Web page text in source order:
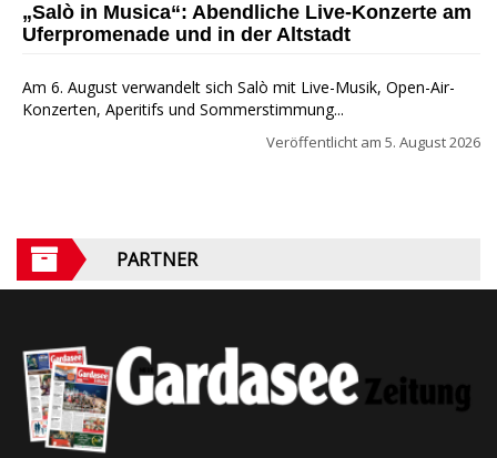
„Salò in Musica“: Abendliche Live-Konzerte am
Uferpromenade und in der Altstadt
Am 6. August verwandelt sich Salò mit Live-Musik, Open-Air-
Konzerten, Aperitifs und Sommerstimmung...
Veröffentlicht am 5. August 2026
PARTNER